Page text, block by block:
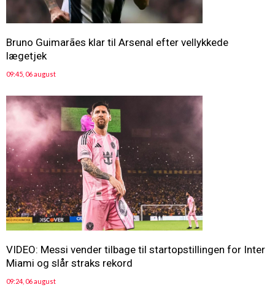
Bruno Guimarães klar til Arsenal efter vellykkede
lægetjek
09:45, 06 august
VIDEO: Messi vender tilbage til startopstillingen for Inter
Miami og slår straks rekord
09:24, 06 august